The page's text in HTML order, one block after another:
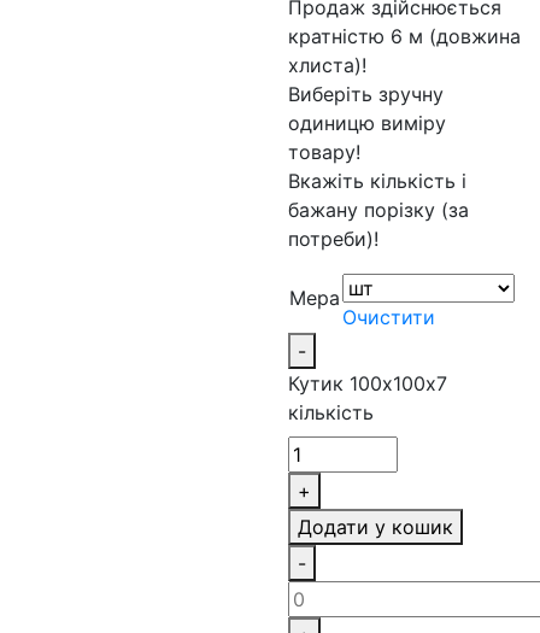
Продаж здійснюється
кратністю 6 м (довжина
хлиста)!
Виберіть зручну
одиницю виміру
товару!
Вкажіть кількість і
бажану порізку (за
потреби)!
Мера
Очистити
-
Кутик 100x100х7
кількість
+
Додати у кошик
-